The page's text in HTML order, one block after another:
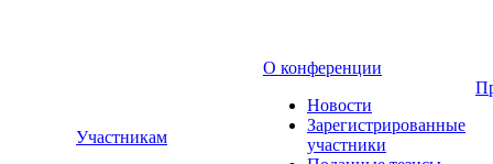
Участникам
О конференции
Новости
Зарегистрированные
участники